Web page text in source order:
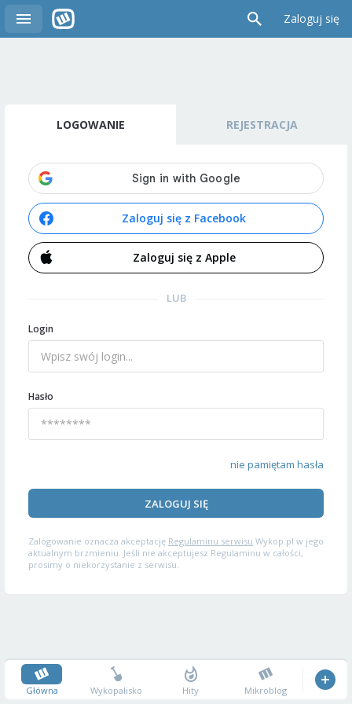
Zaloguj się
LOGOWANIE REJESTRACJA
Zaloguj się z Facebook
Zaloguj się z Apple
LUB
Login
Hasło
nie pamiętam hasła
ZALOGUJ SIĘ
Zalogowanie oznacza akceptację Regulaminu serwisu Wykop.pl w jego
aktualnym brzmieniu. Jeśli nie akceptujesz Regulaminu w całości,
prosimy o niekorzystanie z serwisu.
Główna Wykopalisko Hity Mikroblog